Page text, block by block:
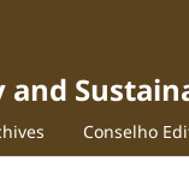
and
Conselho